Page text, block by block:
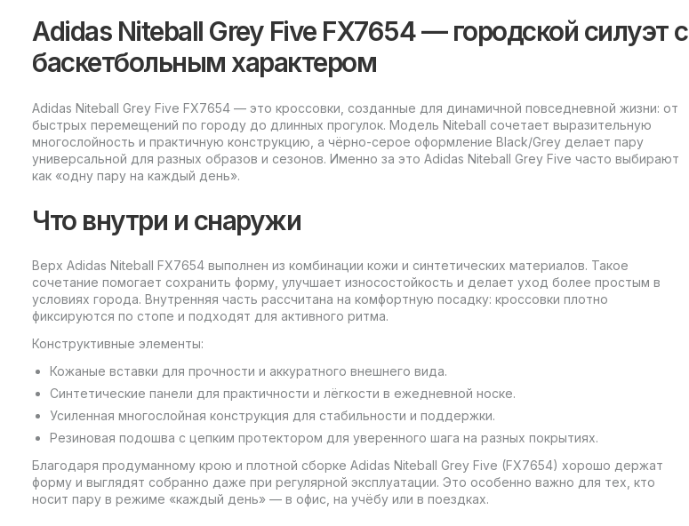
Adidas Niteball Grey Five FX7654 — городской силуэт с
баскетбольным характером
Adidas Niteball Grey Five FX7654 — это кроссовки, созданные для динамичной повседневной жизни: от
быстрых перемещений по городу до длинных прогулок. Модель Niteball сочетает выразительную
многослойность и практичную конструкцию, а чёрно-серое оформление Black/Grey делает пару
универсальной для разных образов и сезонов. Именно за это Adidas Niteball Grey Five часто выбирают
как «одну пару на каждый день».​
Что внутри и снаружи
Верх Adidas Niteball FX7654 выполнен из комбинации кожи и синтетических материалов. Такое
сочетание помогает сохранить форму, улучшает износостойкость и делает уход более простым в
условиях города. Внутренняя часть рассчитана на комфортную посадку: кроссовки плотно
фиксируются по стопе и подходят для активного ритма.
Конструктивные элементы:
Кожаные вставки для прочности и аккуратного внешнего вида.​
Синтетические панели для практичности и лёгкости в ежедневной носке.​
Усиленная многослойная конструкция для стабильности и поддержки.​
Резиновая подошва с цепким протектором для уверенного шага на разных покрытиях.​
Благодаря продуманному крою и плотной сборке Adidas Niteball Grey Five (FX7654) хорошо держат
форму и выглядят собранно даже при регулярной эксплуатации. Это особенно важно для тех, кто
носит пару в режиме «каждый день» — в офис, на учёбу или в поездках.​